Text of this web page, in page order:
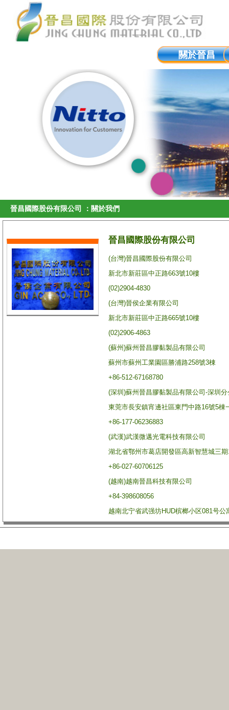
關於晉昌
晉昌國際股份有限公司 ：關於我們
晉昌國際股份有限公司
(台灣)晉昌國際股份有限公司
新北市新莊區中正路663號10樓
(02)2904-4830
(台灣)晉侯企業有限公司
新北市新莊區中正路665號10樓
(02)2906-4863
(蘇州)蘇州晉昌膠黏製品有限公司
蘇州市蘇州工業園區勝浦路258號3棟
+86-512-67168780
(深圳)蘇州晉昌膠黏製品有限公司-深圳
東莞市長安鎮宵邊社區東門中路16號5棟
+86-177-06236883
(武漢)武漢微邁光電科技有限公司
湖北省鄂州市葛店開發區高新智慧城三
+86-027-60706125
(越南)越南晉昌科技有限公司
+84-398608056
越南北宁省武强坊HUD槟榔小区081号公